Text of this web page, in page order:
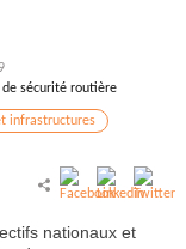
sécurité routière
infrastructures
nationaux et